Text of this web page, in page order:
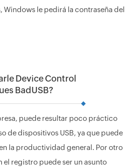
le pedirá la contraseña del
Device Control
BadUSB?
puede resultar poco práctico
de dispositivos USB, ya que puede
la productividad general. Por otro
el registro puede ser un asunto